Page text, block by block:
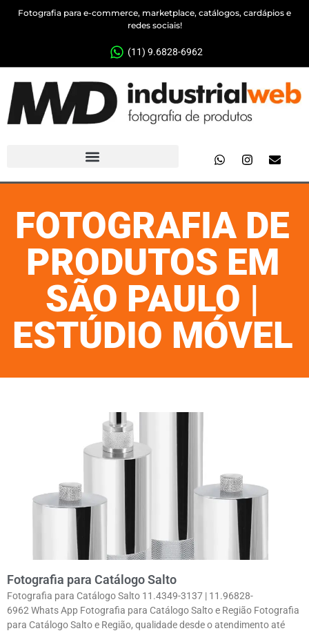
Fotografia para e-commerce, marketplace, catálogos, cardápios e
redes sociais!
(11) 9.6828-6962
FOTOGRAFIA DE
PRODUTOS EM
SÃO PAULO |
ESTÚDIO MÓVEL
Fotografia para Catálogo Salto
Fotografia para Catálogo Salto 11.4349-3137 | 11.96828-
6962 Whats App Fotografia para Catálogo Salto e Região Fotografia
para Catálogo Salto e Região, qualidade desde o atendimento até